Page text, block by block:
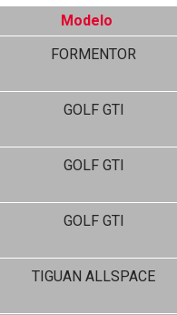
Modelo
FORMENTOR
GOLF GTI
GOLF GTI
GOLF GTI
TIGUAN ALLSPACE